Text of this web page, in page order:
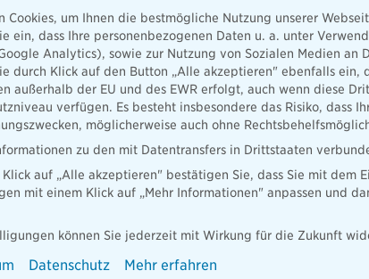
Ursachen
beheben
Erfahren Sie, wie Sie
– mit einfachen
Mieter, Eigentümer und
Cookies, um Ihnen die bestmögliche Nutzung unserer
ein, dass Ihre personenbezogenen Daten u. a. unter
Analytics), sowie zur Nutzung von Sozialen Medien
durch Klick auf den Button „Alle akzeptieren" ebenfalls ein,
außerhalb der EU und des EWR erfolgt, auch wenn diese
verfügen. Es besteht insbesondere das Risiko, dass
möglicherweise auch ohne
zu den mit Datentransfers in Drittstaaten
auf „Alle akzeptieren" bestätigen Sie, dass Sie mit dem
mit einem Klick auf „Mehr Informationen" anpassen und
können Sie jederzeit mit Wirkung für die Zukunft
Datenschutz Mehr erfahren